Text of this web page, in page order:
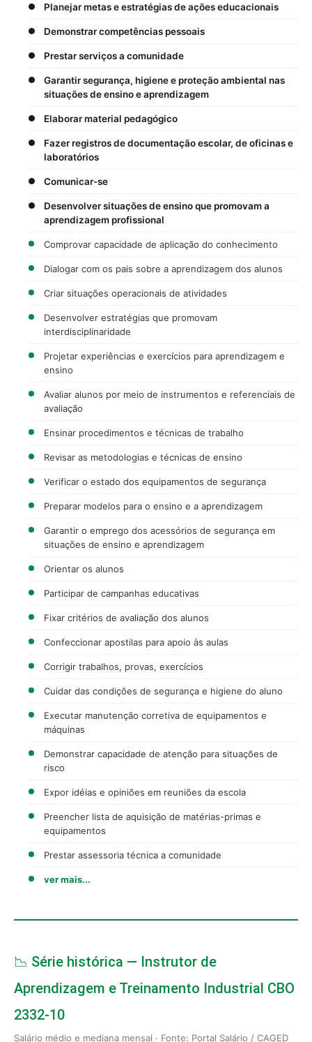
Planejar metas e estratégias de ações educacionais
Demonstrar competências pessoais
Prestar serviços a comunidade
Garantir segurança, higiene e proteção ambiental nas
situações de ensino e aprendizagem
Elaborar material pedagógico
Fazer registros de documentação escolar, de oficinas e
laboratórios
Comunicar-se
Desenvolver situações de ensino que promovam a
aprendizagem profissional
Comprovar capacidade de aplicação do conhecimento
Dialogar com os pais sobre a aprendizagem dos alunos
Criar situações operacionais de atividades
Desenvolver estratégias que promovam
interdisciplinaridade
Projetar experiências e exercícios para aprendizagem e
ensino
Avaliar alunos por meio de instrumentos e referenciais de
avaliação
Ensinar procedimentos e técnicas de trabalho
Revisar as metodologias e técnicas de ensino
Verificar o estado dos equipamentos de segurança
Preparar modelos para o ensino e a aprendizagem
Garantir o emprego dos acessórios de segurança em
situações de ensino e aprendizagem
Orientar os alunos
Participar de campanhas educativas
Fixar critérios de avaliação dos alunos
Confeccionar apostilas para apoio às aulas
Corrigir trabalhos, provas, exercícios
Cuidar das condições de segurança e higiene do aluno
Executar manutenção corretiva de equipamentos e
máquinas
Demonstrar capacidade de atenção para situações de
risco
Expor idéias e opiniões em reuniões da escola
Preencher lista de aquisição de matérias-primas e
equipamentos
Prestar assessoria técnica a comunidade
ver mais...
📉 Série histórica — Instrutor de
Aprendizagem e Treinamento Industrial CBO
2332-10
Salário médio e mediana mensal · Fonte: Portal Salário / CAGED